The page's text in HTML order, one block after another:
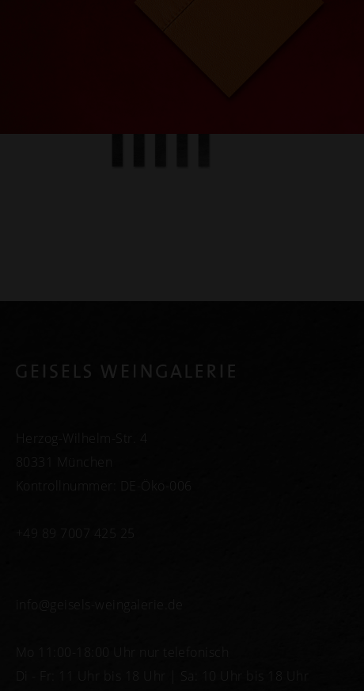
Herzog-Wilhelm-Str. 4
80331 München
Kontrollnummer: DE-Öko-006
info@geisels-weingalerie.de